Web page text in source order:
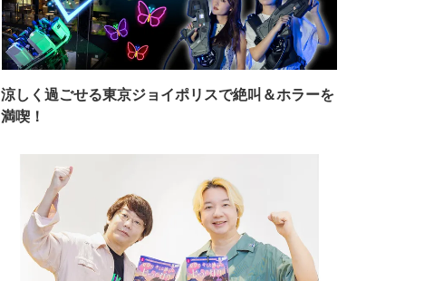
涼しく過ごせる東京ジョイポリスで絶叫＆ホラーを
満喫！